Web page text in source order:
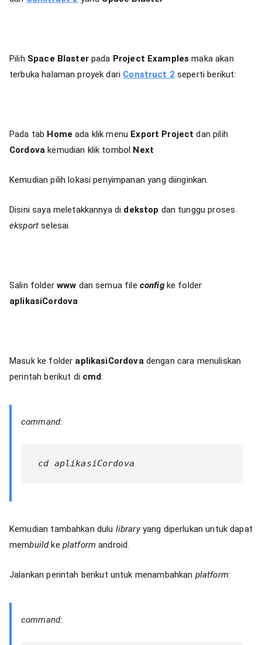
Pilih Space Blasterpada Project Examples maka akan
terbuka halaman proyek dari Construct 2 seperti berikut:
Pada tab Homeada klik menu Export Project dan pilih
Cordova kemudian klik tombol Next
Kemudian pilih lokasi penyimpanan yang diinginkan.
Disini saya meletakkannya di dekstop dan tunggu proses
eksportselesai.
Salin folder www dan semua file config ke folder
aplikasiCordova
Masuk ke folder aplikasiCordovadengan cara menuliskan
perintah berikut di cmd:
command:
cd aplikasiCordova
Kemudian tambahkan dulu libraryyang diperlukan untuk dapat
membuildke platformandroid.
Jalankan perintah berikut untuk menambahkan platform:
command: